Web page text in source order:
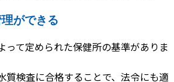
ができる
って定められた保健所の基準がありま
質検査に合格することで、法令にも適